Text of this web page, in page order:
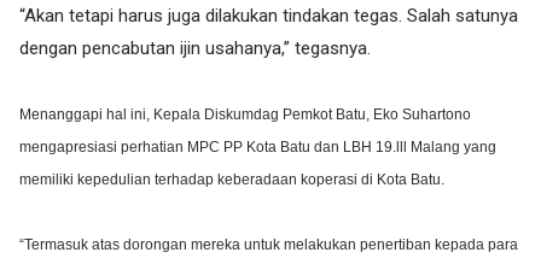
“Akan tetapi harus juga dilakukan tindakan tegas. Salah satunya
dengan pencabutan ijin usahanya,” tegasnya.
Menanggapi hal ini, Kepala Diskumdag Pemkot Batu, Eko Suhartono
mengapresiasi perhatian MPC PP Kota Batu dan LBH 19.lll Malang yang
memiliki kepedulian terhadap keberadaan koperasi di Kota Batu.
“Termasuk atas dorongan mereka untuk melakukan penertiban kepada para